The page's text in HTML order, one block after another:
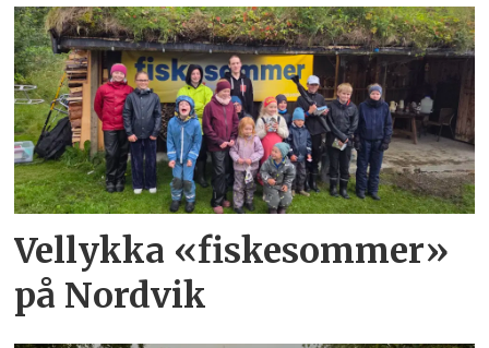
Vellykka «fiskesommer»
på Nordvik